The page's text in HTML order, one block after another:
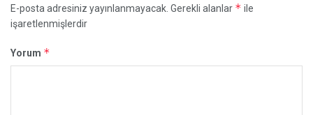
E-posta adresiniz yayınlanmayacak. Gerekli alanlar * ile
işaretlenmişlerdir
Yorum *